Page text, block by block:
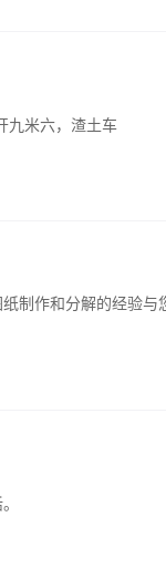
九米六，渣土车
制作和分解的经验与